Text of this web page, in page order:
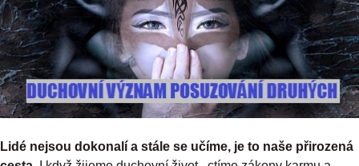
Lidé nejsou dokonalí a stále se učíme, je to naše přirozená